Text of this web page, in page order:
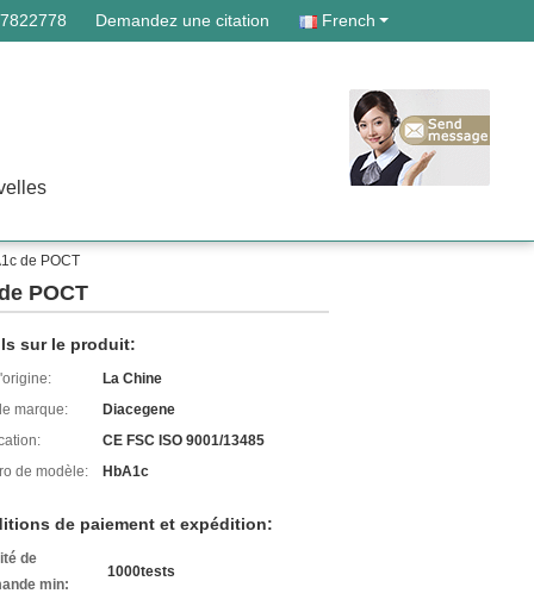
Demandez une citation French
de POCT
POCT
sur le produit:
La Chine
marque:
Diacegene
CE FSC ISO 9001/13485
de modèle:
HbA1c
de paiement et expédition:
de
min:
1000tests